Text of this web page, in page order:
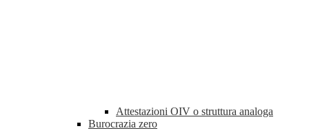
Attestazioni OIV o struttura analoga
Burocrazia zero